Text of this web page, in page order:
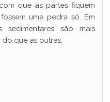
que as partes fiquem
uma pedra só. Em
sedimentares são mais
que as outras.